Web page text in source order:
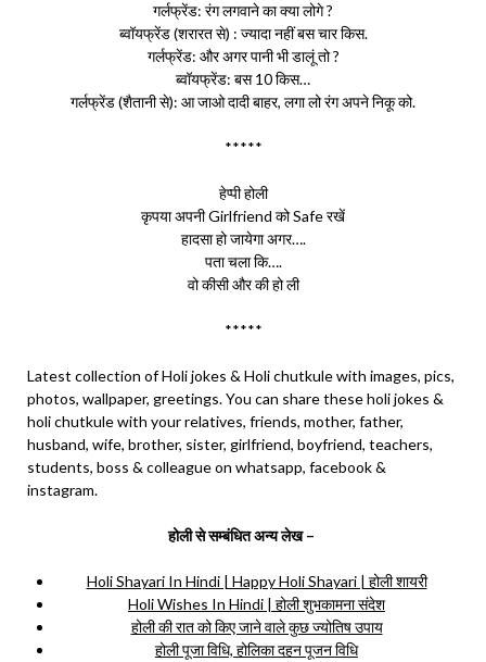
गर्लफ्रेंड: रंग लगवाने का क्या लोगे ?
ब्वॉयफ्रेंड (शरारत से) : ज्यादा नहीं बस चार किस.
गर्लफ्रेंड: और अगर पानी भी डालूं तो ?
ब्वॉयफ्रेंड: बस 10 किस…
गर्लफ्रेंड (शैतानी से): आ जाओ दादी बाहर, लगा लो रंग अपने निकू को.
*****
हेप्पी होली
कृपया अपनी Girlfriend को Safe रखें
हादसा हो जायेगा अगर….
पता चला कि….
वो कीसी और की हो ली
*****
Latest collection of Holi jokes & Holi chutkule with images, pics,
photos, wallpaper, greetings. You can share these holi jokes &
holi chutkule with your relatives, friends, mother, father,
husband, wife, brother, sister, girlfriend, boyfriend, teachers,
students, boss & colleague on whatsapp, facebook &
instagram.
होली से सम्बंधित अन्य लेख –
Holi Shayari In Hindi | Happy Holi Shayari | होली शायरी
Holi Wishes In Hindi | होली शुभकामना संदेश
होली की रात को किए जाने वाले कुछ ज्योतिष उपाय
होली पूजा विधि, होलिका दहन पूजन विधि